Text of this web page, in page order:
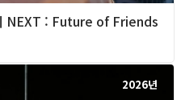
NEXT : Future of Friends
2026년